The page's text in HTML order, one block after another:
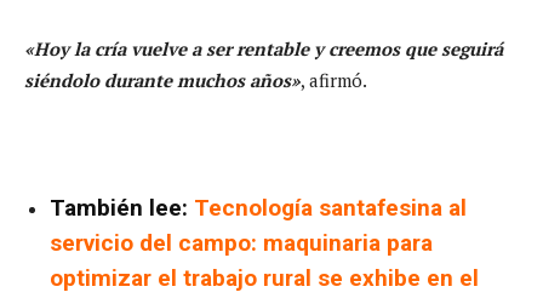
«Hoy la cría vuelve a ser rentable y creemos que seguirá
siéndolo durante muchos años», afirmó.
También lee: Tecnología santafesina al
servicio del campo: maquinaria para
optimizar el trabajo rural se exhibe en el